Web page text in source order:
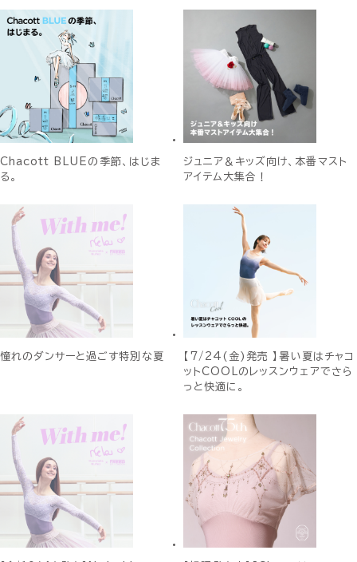
Chacott BLUEの季節、はじま
る。
ジュニア＆キッズ向け、本番マスト
アイテム大集合！
憧れのダンサーと過ごす特別な夏
【7/24(金)発売 】暑い夏はチャコ
ットCOOLのレッスンウェアでさら
っと快適に。